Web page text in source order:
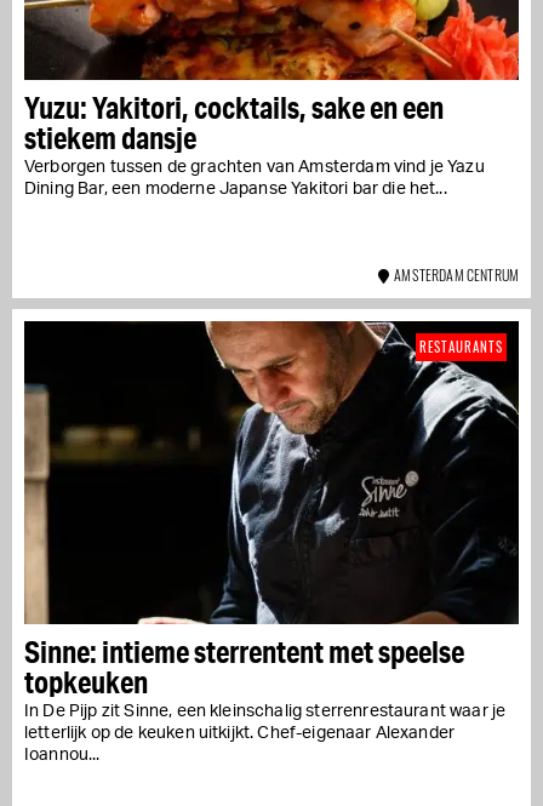
Yuzu: Yakitori, cocktails, sake en een
stiekem dansje
Verborgen tussen de grachten van Amsterdam vind je Yazu
Dining Bar, een moderne Japanse Yakitori bar die het...
AMSTERDAM CENTRUM
Sinne: intieme sterrentent met speelse
topkeuken
In De Pijp zit Sinne, een kleinschalig sterrenrestaurant waar je
letterlijk op de keuken uitkijkt. Chef-eigenaar Alexander
Ioannou...
RESTAURANTS